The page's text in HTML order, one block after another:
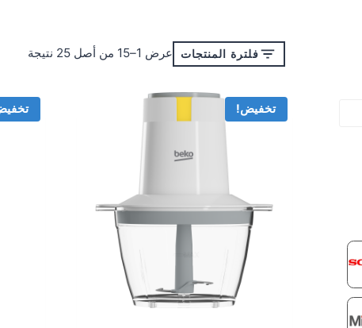
فلترة المنتجات عرض 1–15 من أصل 25 نتيجة
تم
حسب
تخفيض!